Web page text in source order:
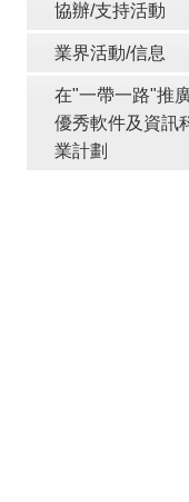
協辦/支持活動
業界活動/信息
在"一帶一路"推
優秀軟件及資訊
業計劃